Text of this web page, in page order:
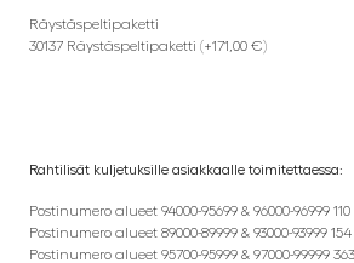
Räystäspeltipaketti
30137 Räystäspeltipaketti (+171,00 €)
Rahtilisät kuljetuksille asiakkaalle toimitettaessa:
Postinumero alueet 94000-95699 & 96000-96999
Postinumero alueet 89000-89999 & 93000-93999
Postinumero alueet 95700-95999 & 97000-99999